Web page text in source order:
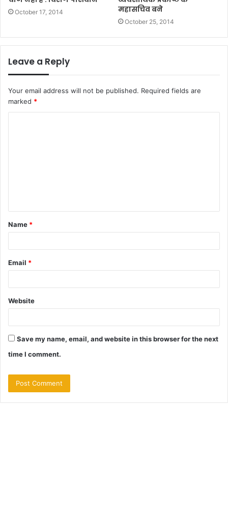
October 17, 2014
महासचिव बने
October 25, 2014
Leave a Reply
Your email address will not be published. Required fields are
marked *
t
*
Name *
Email *
Website
Save my name, email, and website in this browser for the next
time I comment.